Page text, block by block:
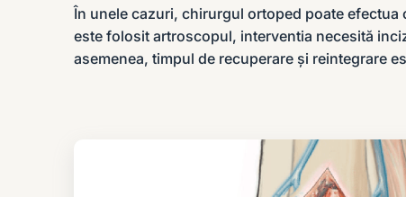
În unele cazuri, chirurgul ortoped poate
este folosit artroscopul, interventia necesită
asemenea, timpul de recuperare și reintegrare